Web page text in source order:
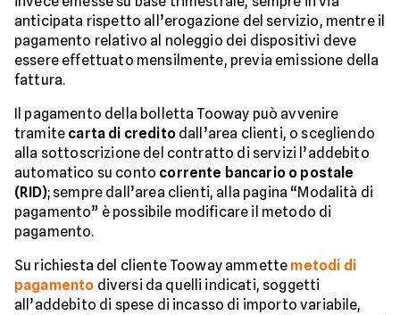
anticipata rispetto all’erogazione del servizio, mentre il
pagamento relativo al noleggio dei dispositivi deve
essere effettuato mensilmente, previa emissione della
fattura.
Il pagamento della bolletta Tooway può avvenire
tramite carta di creditodall’area clienti, o scegliendo
alla sottoscrizione del contratto di servizi l’addebito
automatico su conto corrente bancario o postale
(RID); sempre dall’area clienti, alla pagina “Modalità di
pagamento” è possibile modificare il metodo di
pagamento.
Su richiesta del cliente Tooway ammette metodi di
pagamento diversi da quelli indicati, soggetti
all’addebito di spese di incasso di importo variabile,